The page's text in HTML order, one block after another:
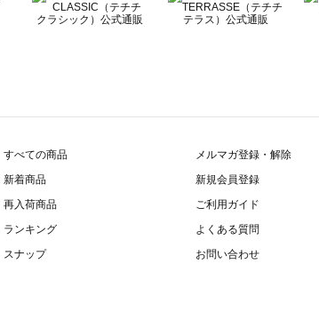
すべての商品
新着商品
再入荷商品
ランキング
スナップ
メルマガ登録・解除
新規会員登録
ご利用ガイド
よくある質問
お問い合わせ